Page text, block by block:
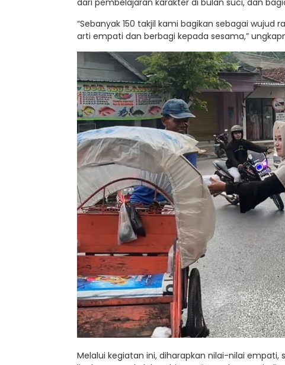
“Sebanyak 150 takjil kami bagikan sebagai wujud
arti empati dan berbagi kepada sesama,”
Melalui kegiatan ini, diharapkan nilai-nilai